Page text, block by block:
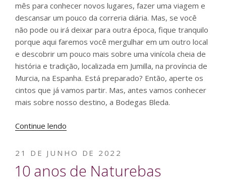
mês para conhecer novos lugares, fazer uma viagem e
descansar um pouco da correria diária. Mas, se você
não pode ou irá deixar para outra época, fique tranquilo
porque aqui faremos você mergulhar em um outro local
e descobrir um pouco mais sobre uma vinícola cheia de
história e tradição, localizada em Jumilla, na província de
Murcia, na Espanha. Está preparado? Então, aperte os
cintos que já vamos partir. Mas, antes vamos conhecer
mais sobre nosso destino, a Bodegas Bleda.
Continue lendo
Bodegas
PUBLICADO
EM
21 DE JUNHO DE 2022
10 anos de Naturebas